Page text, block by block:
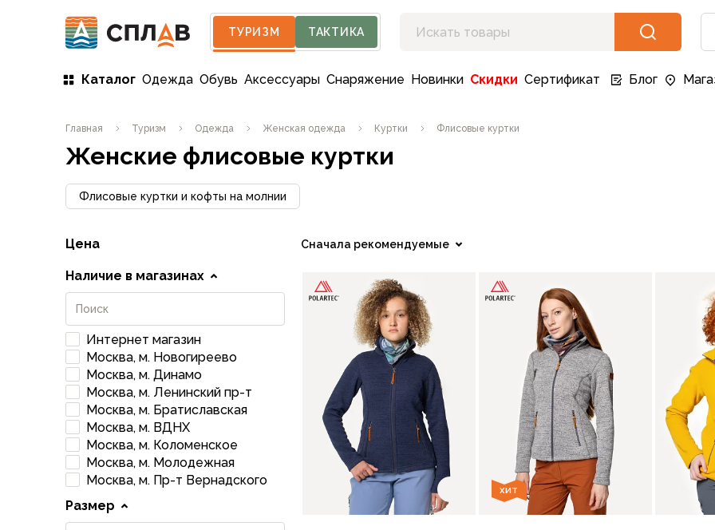
ТУРИЗМ ТАКТИКА
Каталог
Мужская одежда
Куртки
Куртки софтшелл и ветрозащита
Флисовые куртки
Пончо и дождевики
Пуховые куртки
Куртки с синтетическим утеплителем
Жилеты
Брюки
Мембранные брюки
Брюки софтшелл и ветрозащита
Флисовые брюки
Беговые и спортивные
Шорты
Брюки с синтетическим утеплителем
Термобелье
Термофутболки
Термокальсоны
Термотрусы
Одежда Обувь Аксессуары Снаряжение Новинки Скидки Сертификат Блог
Главная Туризм Одежда Женская одежда Куртки Флисовые куртки
Женские флисовые куртки
Флисовые куртки и кофты на молнии
Цена
Наличие в магазинах
Интернет магазин
Москва, м. Новогиреево
Москва, м. Динамо
Москва, м. Ленинский пр-т
Москва, м. Братиславская
Москва, м. ВДНХ
Москва, м. Коломенское
Москва, м. Молодежная
Москва, м. Пр-т Вернадского
Размер
Сначала рекомендуемые
ХИТ